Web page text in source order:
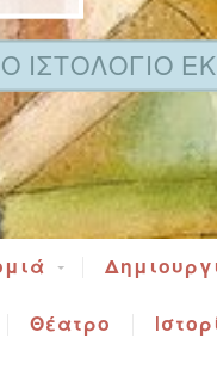
ΙΣΤΟΛΟΓΙΟ
Θέατρο